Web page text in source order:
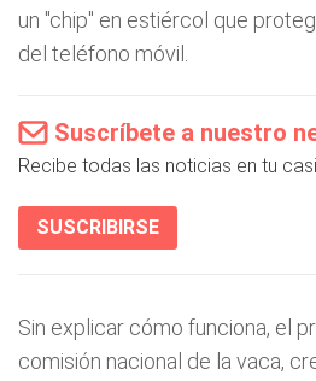
un "chip" en estiércol que
del teléfono móvil.
Suscríbete a nuestro
Recibe todas las noticias en tu
SUSCRIBIRSE
Sin explicar cómo funciona, el
comisión nacional de la vaca,